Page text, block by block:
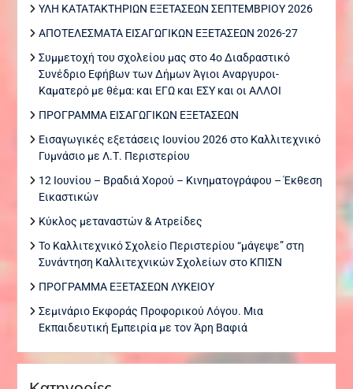
ΥΛΗ ΚΑΤΑΤΑΚΤΗΡΙΩΝ ΕΞΕΤΑΣΕΩΝ ΣΕΠΤΕΜΒΡΙΟΥ 2026
ΑΠΟΤΕΛΕΣΜΑΤΑ ΕΙΣΑΓΩΓΙΚΩΝ ΕΞΕΤΑΣΕΩΝ 2026-27
Συμμετοχή του σχολείου μας στο 4ο Διαδραστικό
Συνέδριο Εφήβων των Δήμων Άγιοι Αναργυροι-
Καματερό με θέμα: και ΕΓΩ και ΕΣΥ και οι ΑΛΛΟΙ
ΠΡΟΓΡΑΜΜΑ ΕΙΣΑΓΩΓΙΚΩΝ ΕΞΕΤΑΣΕΩΝ
Εισαγωγικές εξετάσεις Ιουνίου 2026 στο Καλλιτεχνικό
Γυμνάσιο με Λ.Τ. Περιστερίου
12 Ιουνίου – Βραδιά Χορού – Κινηματογράφου – Έκθεση
Εικαστικών
Κύκλος μεταναστών & Ατρείδες
Το Καλλιτεχνικό Σχολείο Περιστερίου “μάγεψε” στη
Συνάντηση Καλλιτεχνικών Σχολείων στο ΚΠΙΣΝ
ΠΡΟΓΡΑΜΜΑ ΕΞΕΤΑΣΕΩΝ ΛΥΚΕΙΟΥ
Σεμινάριο Εκφοράς Προφορικού Λόγου. Μια
Εκπαιδευτική Εμπειρία με τον Άρη Βαφιά